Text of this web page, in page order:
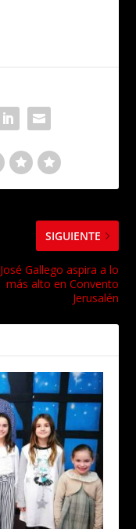
SIGUIENTE
José Gallego aspira a lo
más alto en Convento
Jerusalén